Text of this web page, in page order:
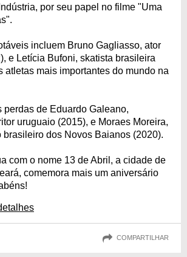
por seu papel no filme "Uma
incluem Bruno Gagliasso, ator
e Letícia Bufoni, skatista brasileira
atletas mais importantes do mundo na
perdas de Eduardo Galeano,
uruguaio (2015), e Moraes Moreira,
brasileiro dos Novos Baianos (2020).
com o nome 13 de Abril, a cidade de
comemora mais um aniversário
COMPARTILHAR